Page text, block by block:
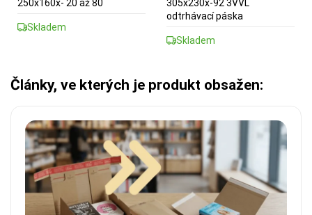
250x160x- 20 až 80
Skladem
305x230x-92 3VVL
odtrhávací páska
Skladem
Články, ve kterých je produkt obsažen: